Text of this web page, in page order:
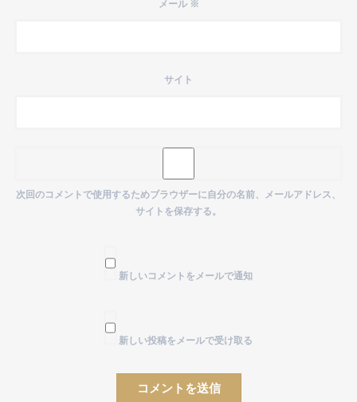
メール ※
サイト
次回のコメントで使用するためブラウザーに自分の名前、メールアドレス、
サイトを保存する。
新しいコメントをメールで通知
新しい投稿をメールで受け取る